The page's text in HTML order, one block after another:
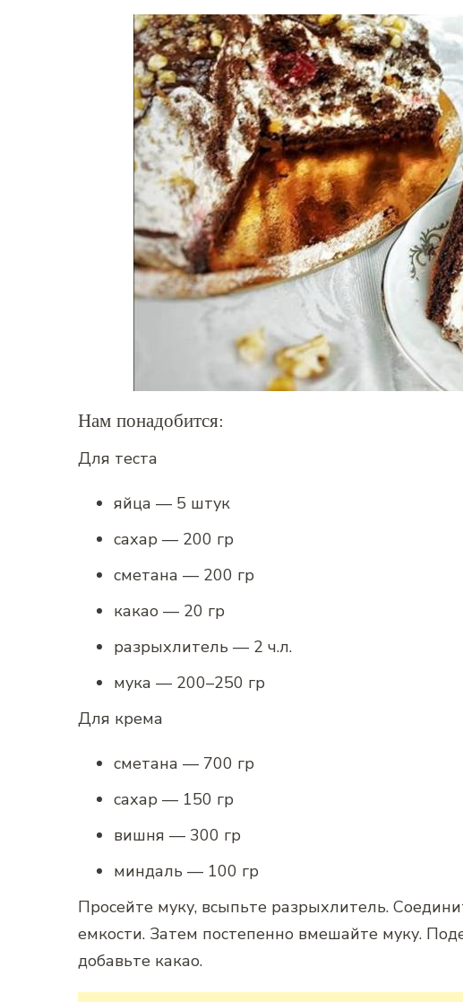
Нам понадобится:
Для теста
яйца — 5 штук
сахар — 200 гр
сметана — 200 гр
какао — 20 гр
разрыхлитель — 2 ч.л.
мука — 200–250 гр
Для крема
сметана — 700 гр
сахар — 150 гр
вишня — 300 гр
миндаль — 100 гр
Просейте муку, всыпьте разрыхлитель.
емкости. Затем постепенно вмешайте муку.
добавьте какао.